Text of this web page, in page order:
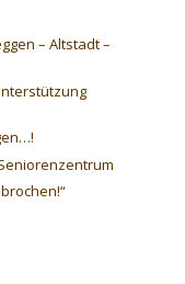
– Altstadt –